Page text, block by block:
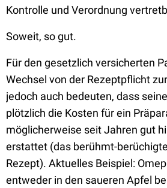
Kontrolle und Verordnung
Soweit, so gut.
Für den gesetzlich versicherten
Wechsel von der Rezeptpflicht
jedoch auch bedeuten, dass
plötzlich die Kosten für ein
möglicherweise seit Jahren gut
erstattet (das berühmt-
Rezept). Aktuelles Beispiel:
entweder in den saueren Apfel